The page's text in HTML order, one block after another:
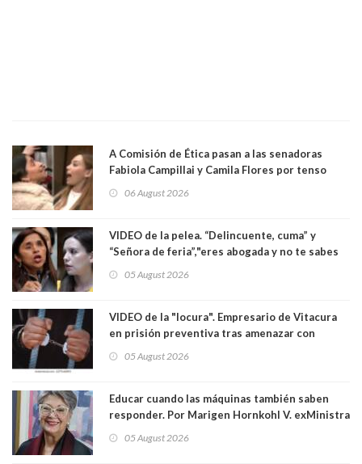
A Comisión de Ética pasan a las senadoras
Fabiola Campillai y Camila Flores por tenso
06 August 2026
VIDEO de la pelea. “Delincuente, cuma” y
“Señora de feria”,"eres abogada y no te sabes
senadoras Camila Flores y Fabiola Campillai en
05 August 2026
VIDEO de la "locura". Empresario de Vitacura
en prisión preventiva tras amenazar con
Los persiguió en potente camioneta
05 August 2026
Educar cuando las máquinas también saben
responder. Por Marigen Hornkohl V. exMinistra
05 August 2026